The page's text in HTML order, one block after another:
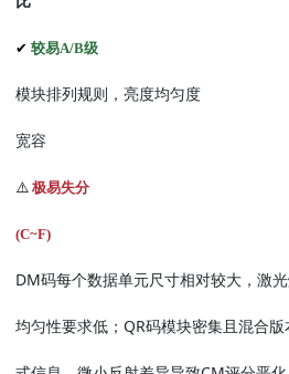
✔ 较易A/B级
模块排列规则，亮度均匀度
宽容
⚠️ 极易失分
(C~F)
DM码每个数据单元尺寸相对较大，激
均匀性要求低； QR码模块密集且混合版